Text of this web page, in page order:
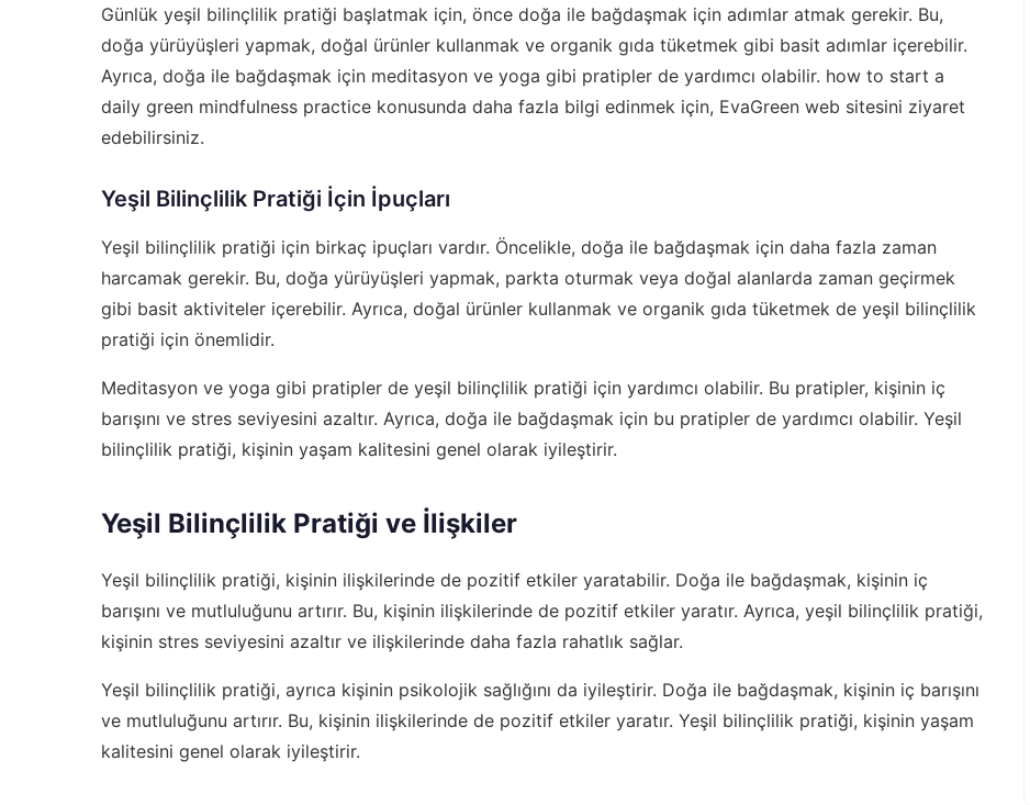
Günlük yeşil bilinçlilik pratiği başlatmak için, önce doğa ile bağdaşmak için adımlar atmak gerekir. Bu,
doğa yürüyüşleri yapmak, doğal ürünler kullanmak ve organik gıda tüketmek gibi basit adımlar içerebilir.
Ayrıca, doğa ile bağdaşmak için meditasyon ve yoga gibi pratipler de yardımcı olabilir. how to start a
daily green mindfulness practice konusunda daha fazla bilgi edinmek için, EvaGreen web sitesini ziyaret
edebilirsiniz.
Yeşil Bilinçlilik Pratiği İçin İpuçları
Yeşil bilinçlilik pratiği için birkaç ipuçları vardır. Öncelikle, doğa ile bağdaşmak için daha fazla zaman
harcamak gerekir. Bu, doğa yürüyüşleri yapmak, parkta oturmak veya doğal alanlarda zaman geçirmek
gibi basit aktiviteler içerebilir. Ayrıca, doğal ürünler kullanmak ve organik gıda tüketmek de yeşil bilinçlilik
pratiği için önemlidir.
Meditasyon ve yoga gibi pratipler de yeşil bilinçlilik pratiği için yardımcı olabilir. Bu pratipler, kişinin iç
barışını ve stres seviyesini azaltır. Ayrıca, doğa ile bağdaşmak için bu pratipler de yardımcı olabilir. Yeşil
bilinçlilik pratiği, kişinin yaşam kalitesini genel olarak iyileştirir.
Yeşil Bilinçlilik Pratiği ve İlişkiler
Yeşil bilinçlilik pratiği, kişinin ilişkilerinde de pozitif etkiler yaratabilir. Doğa ile bağdaşmak, kişinin iç
barışını ve mutluluğunu artırır. Bu, kişinin ilişkilerinde de pozitif etkiler yaratır. Ayrıca, yeşil bilinçlilik pratiği,
kişinin stres seviyesini azaltır ve ilişkilerinde daha fazla rahatlık sağlar.
Yeşil bilinçlilik pratiği, ayrıca kişinin psikolojik sağlığını da iyileştirir. Doğa ile bağdaşmak, kişinin iç barışını
ve mutluluğunu artırır. Bu, kişinin ilişkilerinde de pozitif etkiler yaratır. Yeşil bilinçlilik pratiği, kişinin yaşam
kalitesini genel olarak iyileştirir.